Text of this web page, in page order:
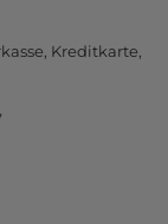
Kredit­karte,